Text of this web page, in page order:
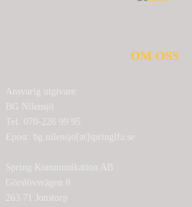
OM OSS
Ansvarig utgivare:
BG Nilensjö
Tel: 070-226 99 95
Epost: bg.nilensjo[at]springlfa.se
Spring Kommunikation AB
Görslövsvägen 8
263 71 Jonstorp